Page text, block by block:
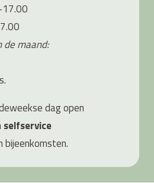
de maand:
dag open
selfservice
bijeenkomsten.